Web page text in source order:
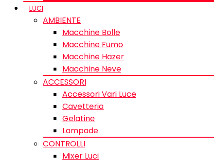
LUCI
AMBIENTE
Macchine Bolle
Macchine Fumo
Macchine Hazer
Macchine Neve
ACCESSORI
Accessori Vari Luce
Cavetteria
Gelatine
Lampade
CONTROLLI
Mixer Luci